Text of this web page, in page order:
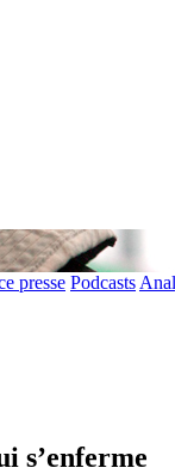
presse Podcasts
s’enferme